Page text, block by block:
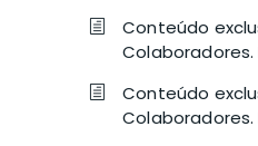
Conteúdo
Colaboradores.
Conteúdo
Colaboradores.